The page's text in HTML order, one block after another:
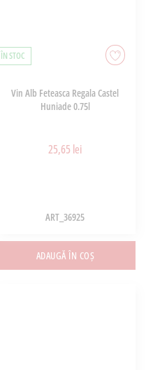
ÎN STOC
Vin Alb Feteasca Regala Castel
Huniade 0.75l
25,65 lei
ART_36925
ADAUGĂ ÎN COȘ